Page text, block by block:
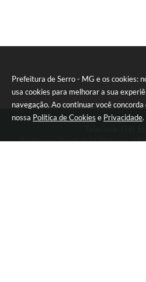
Prefeitura de Serro - MG e os cookies:
usa cookies para melhorar a sua
navegação. Ao continuar você concorda
nossa Política de Cookies e Privacidade.
Endereço: Praça João Pinheiro,